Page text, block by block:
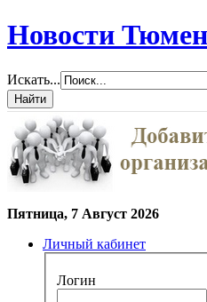
Новости
Искать...
Пятница, 7 Август 2026
Личный кабинет
Логин